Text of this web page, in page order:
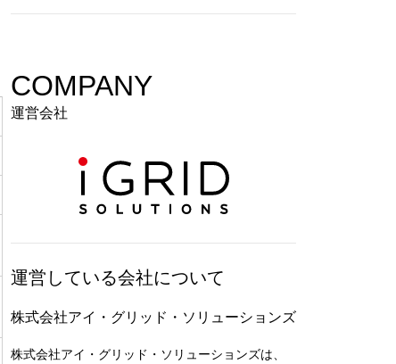
COMPANY
運営会社
運営している会社について
株式会社アイ・グリッド・ソリューションズ
株式会社アイ・グリッド・ソリューションズは、